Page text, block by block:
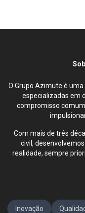
O Grupo Azimute é
especializadas em
compromisso
Com mais de três
civil,
realidade, sempre
Inovação